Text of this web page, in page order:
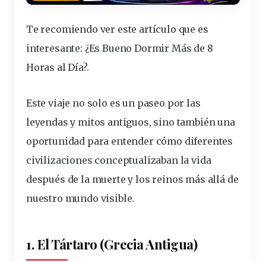
Te recomiendo ver este artículo que es
interesante: ¿Es Bueno Dormir Más de 8
Horas al Día?.
Este viaje no solo es un paseo por las
leyendas y mitos antiguos, sino también una
oportunidad para entender cómo diferentes
civilizaciones conceptualizaban lavida
después de la muertey los reinos más allá de
nuestro mundo visible.
1. El Tártaro (Grecia Antigua)